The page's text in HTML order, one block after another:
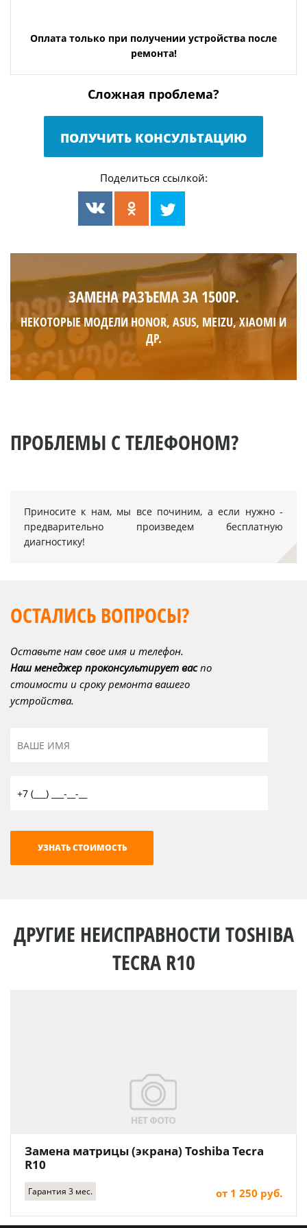
Оплата только при получении устройства после
ремонта!
Сложная проблема?
ПОЛУЧИТЬ КОНСУЛЬТАЦИЮ
Поделиться ссылкой:
ЗАМЕНА РАЗЪЕМА ЗА 1500Р.
НЕКОТОРЫЕ МОДЕЛИ HONOR, ASUS, MEIZU, XIAOMI И
ДР.
ПРОБЛЕМЫ С ТЕЛЕФОНОМ?
Приносите к нам, мы все починим, а если нужно -
предварительно произведем бесплатную
диагностику!
ОСТАЛИСЬ ВОПРОСЫ?
Оставьте нам свое имя и телефон.
Наш менеджер проконсультирует васпо
стоимости и сроку ремонта вашего
устройства.
ДРУГИЕ НЕИСПРАВНОСТИ TOSHIBA
TECRA R10
Замена матрицы (экрана) Toshiba Tecra
R10
Гарантия 3 мес. от 1 250 руб.